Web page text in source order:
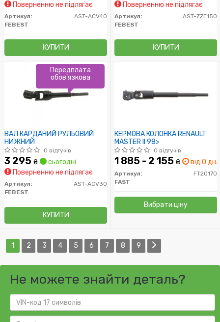
Поверненню не підлягає
Артикул:
AST-ACV40
FEBEST
КУПИТИ
Поверненню не підлягає
Артикул:
AST-ZZE150
FEBEST
КУПИТИ
ВАЛ КАРДАНИЙ РУЛЬОВИЙ
НИЖНИЙ
0 відгуків
3 295 ₴
сьогодні
Поверненню не підлягає
Артикул:
AST-ACV30
FEBEST
КУПИТИ
Передплата
обов'язкова
КЕРМОВА КОЛОНКА RENAULT
MASTER II 98>
0 відгуків
1 885 - 2 155 ₴ від 0 дн.
Артикул:
FT20170
FAST
Вибрати ціну
1 2 3 4 5 6 7 8 9
Не можете знайти деталь?